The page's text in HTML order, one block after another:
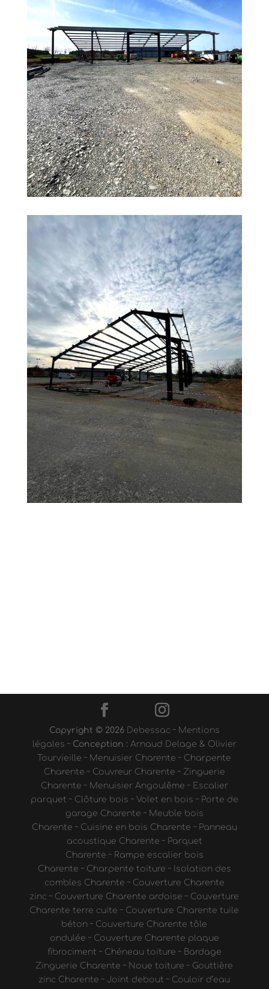
Copyright © 2026 Debessac ~ Mentions
légales ~ Conception : Arnaud Delage & Olivier
Tourvieille ~ Menuisier Charente ~ Charpente
Charente ~ Couvreur Charente ~ Zinguerie
Charente ~ Menuisier Angoulême ~ Escalier
parquet ~ Clôture bois ~ Volet en bois ~ Porte de
garage Charente ~ Meuble bois
Charente ~ Cuisine en bois Charente ~ Panneau
acoustique Charente ~ Parquet
Charente ~ Rampe escalier bois
Charente ~ Charpente toiture ~ Isolation des
combles Charente ~ Couverture Charente
zinc ~ Couverture Charente ardoise ~ Couverture
Charente terre cuite ~ Couverture Charente tuile
béton ~ Couverture Charente tôle
ondulée ~ Couverture Charente plaque
fibrociment ~ Chéneau toiture ~ Bardage
Zinguerie Charente ~ Noue toiture ~ Gouttière
zinc Charente ~ Joint debout ~ Couloir d’eau